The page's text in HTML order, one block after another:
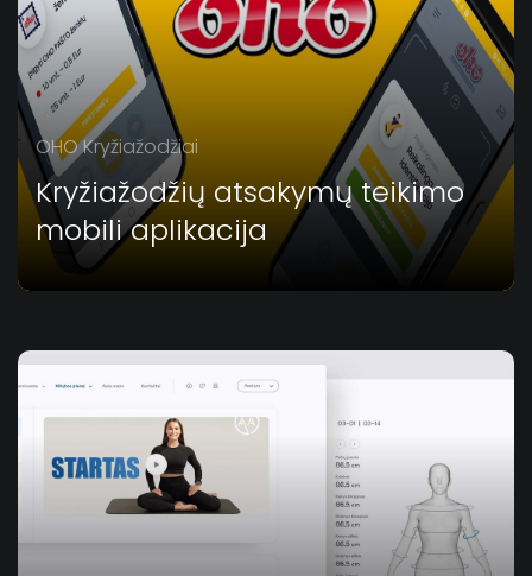
OHO Kryžiažodžiai
Kryžiažodžių atsakymų teikimo
mobili aplikacija